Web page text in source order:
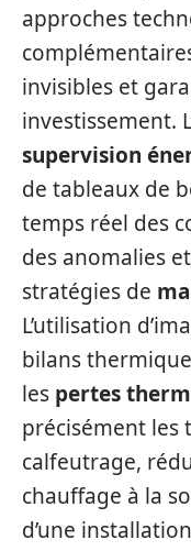
approches
invisibles et
investissement.
supervision
de tableaux de
temps réel des
des anomalies
stratégies de
L’utilisation
bilans
les pertes
précisément les
calfeutrage,
chauffage à la
d’une